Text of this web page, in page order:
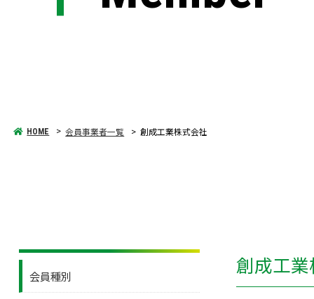
HOME 会員事業者一覧 創成工業株式会社
会員種別 創成工